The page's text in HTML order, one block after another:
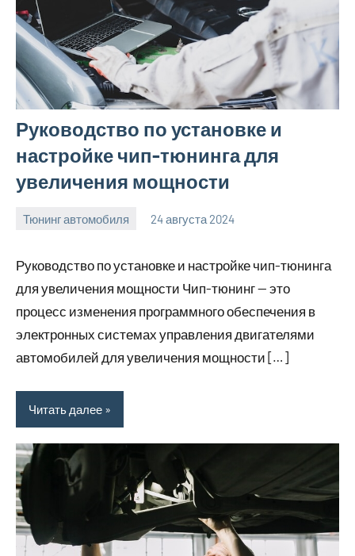
Руководство по установке и
настройке чип-тюнинга для
увеличения мощности
Тюнинг автомобиля 24 августа 2024
Руководство по установке и настройке чип-тюнинга
для увеличения мощности Чип-тюнинг — это
процесс изменения программного обеспечения в
электронных системах управления двигателями
автомобилей для увеличения мощности […]
Читать далее